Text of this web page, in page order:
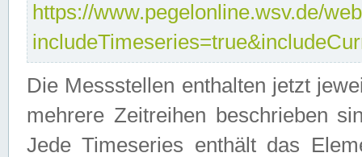
https://www.pegelonline.wsv.de/
Die Messstellen enthalten jetzt
mehrere Zeitreihen beschrieben
Jede Timeseries enthält das